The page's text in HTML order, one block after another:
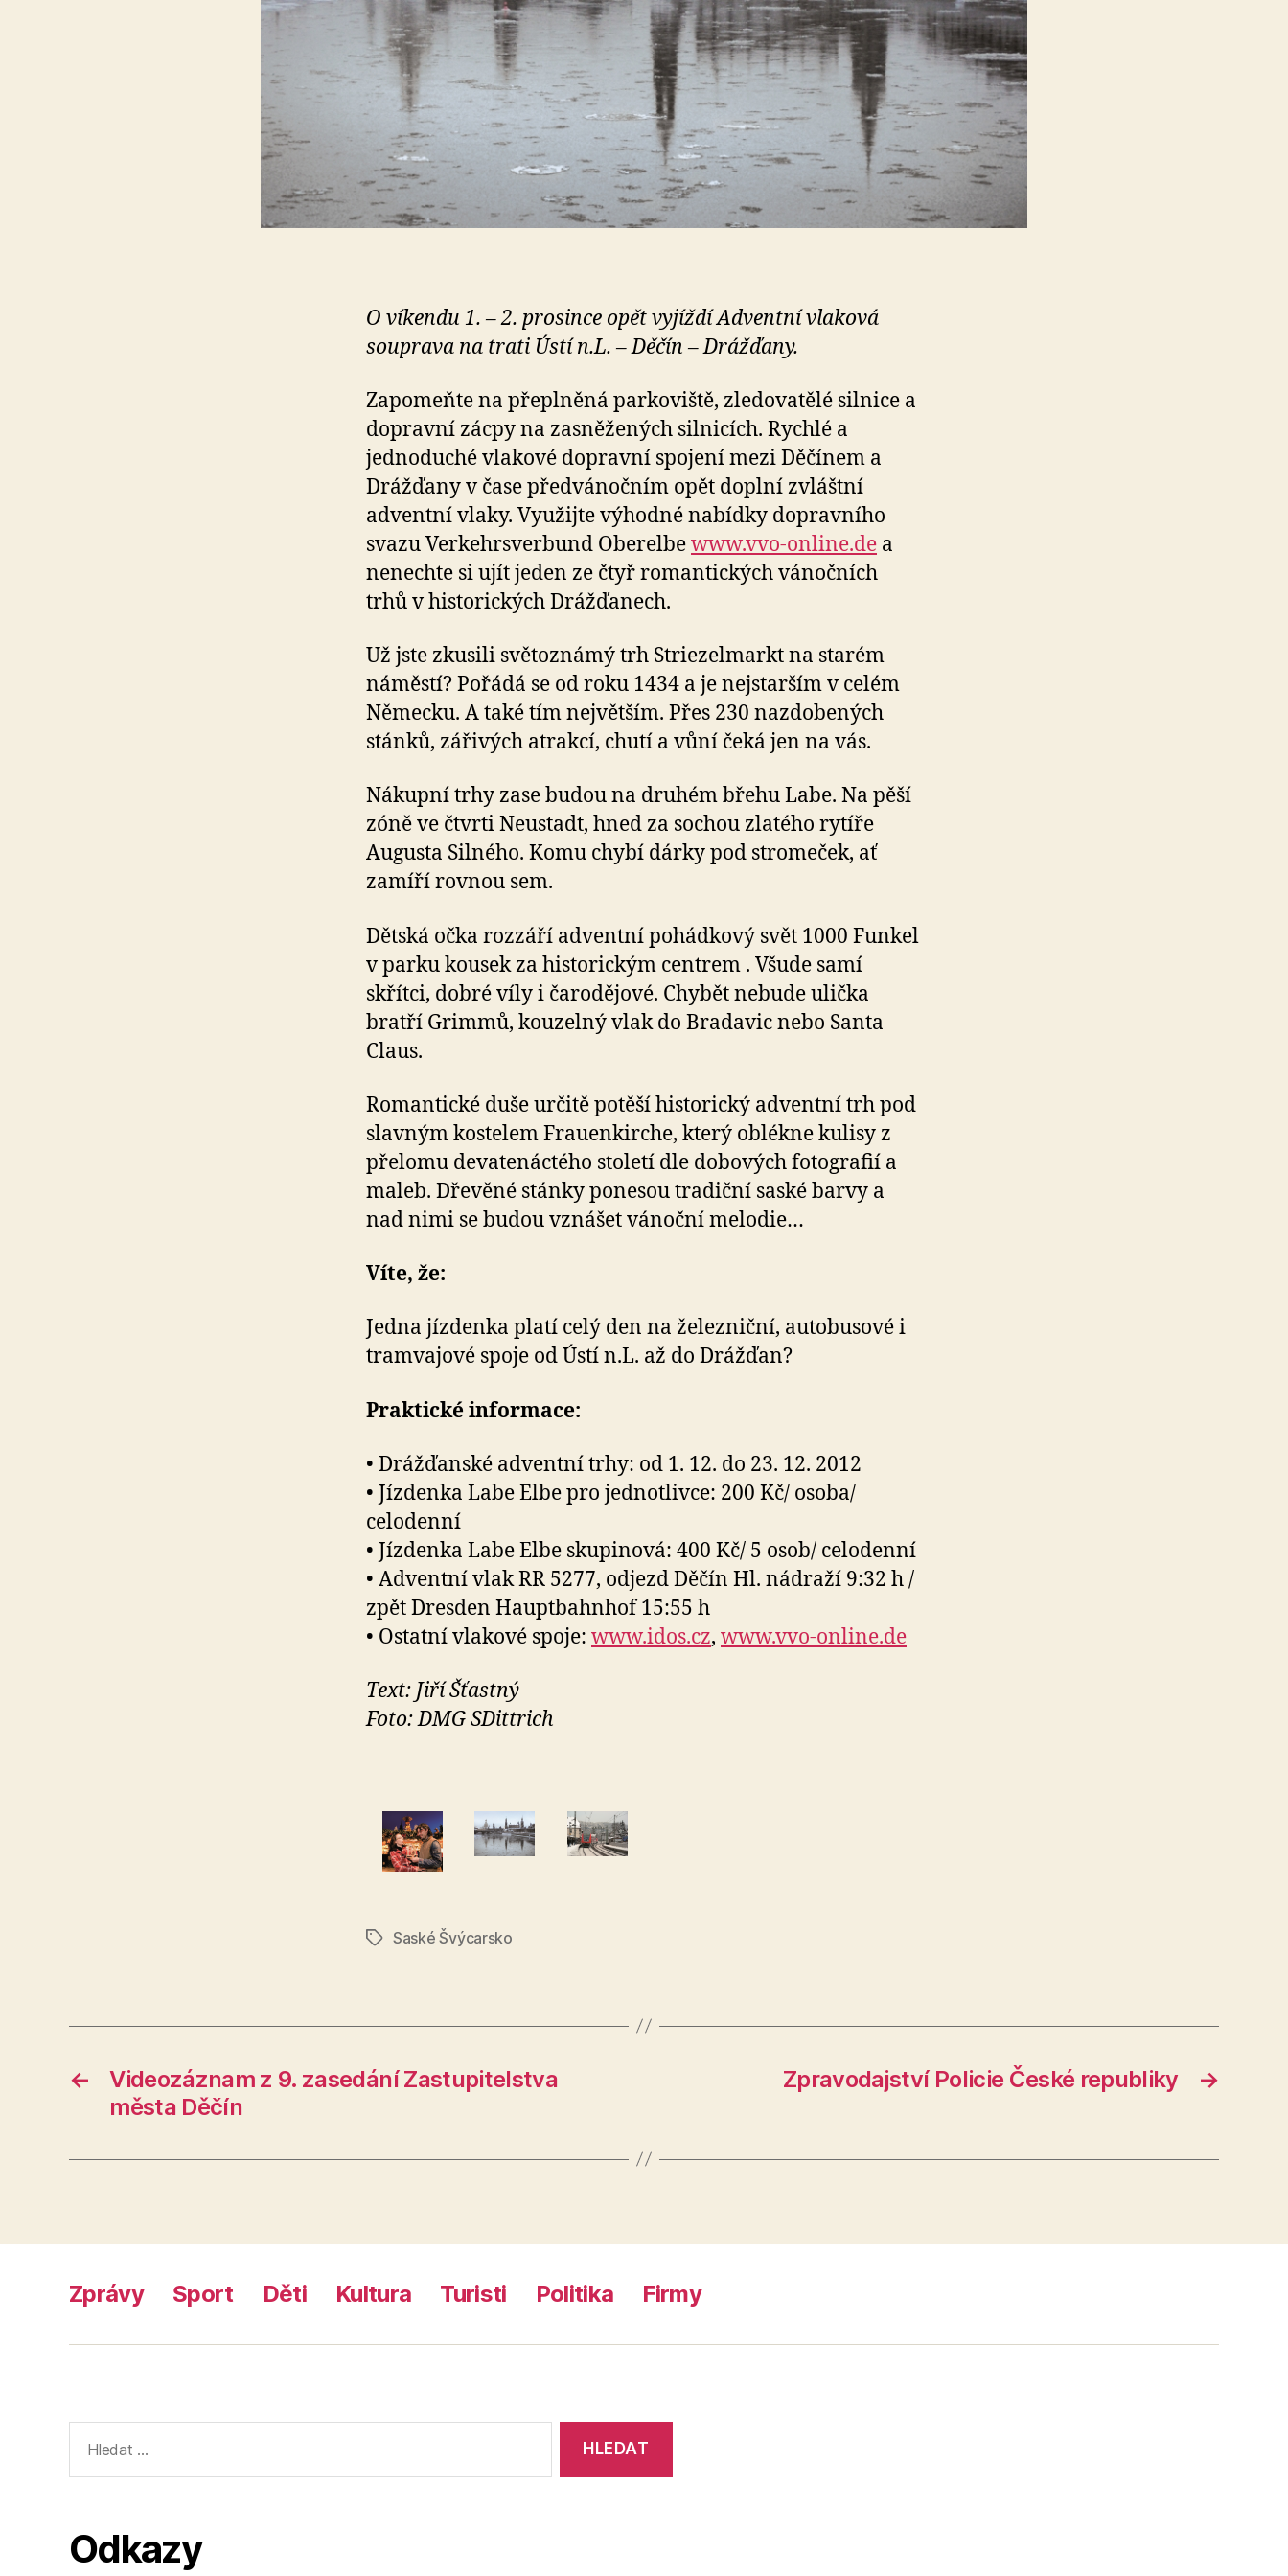
O víkendu 1. – 2. prosince opět vyjíždí Adventní vlaková
souprava na trati Ústí n.L. – Děčín – Drážďany.
Zapomeňte na přeplněná parkoviště, zledovatělé silnice a
dopravní zácpy na zasněžených silnicích. Rychlé a
jednoduché vlakové dopravní spojení mezi Děčínem a
Drážďany v čase předvánočním opět doplní zvláštní
adventní vlaky. Využijte výhodné nabídky dopravního
svazu Verkehrsverbund Oberelbewww.vvo-online.de a
nenechte si ujít jeden ze čtyř romantických vánočních
trhů v historických Drážďanech.
Už jste zkusili světoznámý trh Striezelmarkt na starém
náměstí? Pořádá se od roku 1434 a je nejstarším v celém
Německu. A také tím největším. Přes 230 nazdobených
stánků, zářivých atrakcí, chutí a vůní čeká jen na vás.
Nákupní trhy zase budou na druhém břehu Labe. Na pěší
zóně ve čtvrti Neustadt, hned za sochou zlatého rytíře
Augusta Silného. Komu chybí dárky pod stromeček, ať
zamíří rovnou sem.
Dětská očka rozzáří adventní pohádkový svět 1000 Funkel
v parku kousek za historickým centrem . Všude samí
skřítci, dobré víly i čarodějové. Chybět nebude ulička
bratří Grimmů, kouzelný vlak do Bradavic nebo Santa
Claus.
Romantické duše určitě potěší historický adventní trh pod
slavným kostelem Frauenkirche, který oblékne kulisy z
přelomu devatenáctého století dle dobových fotografií a
maleb. Dřevěné stánky ponesou tradiční saské barvy a
nad nimi se budou vznášet vánoční melodie…
Víte, že:
Jedna jízdenka platí celý den na železniční, autobusové i
tramvajové spoje od Ústí n.L. až do Drážďan?
Praktické informace:
• Drážďanské adventní trhy: od 1. 12. do 23. 12. 2012
• Jízdenka Labe Elbe pro jednotlivce: 200 Kč/ osoba/
celodenní
• Jízdenka Labe Elbe skupinová: 400 Kč/ 5 osob/ celodenní
• Adventní vlak RR 5277, odjezd Děčín Hl. nádraží 9:32 h /
zpět Dresden Hauptbahnhof 15:55 h
• Ostatní vlakové spoje: www.idos.cz, www.vvo-online.de
Text: Jiří Šťastný
Foto: DMG SDittrich
ŠtítkySaské Švýcarsko
←
Videozáznam z 9. zasedání Zastupitelstva
města Děčín
→
Zpravodajství Policie České republiky
Zprávy Sport Děti Kultura Turisti Politika Firmy
vyhledávání:
Odkazy